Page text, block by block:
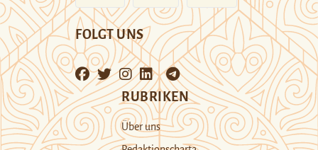
FOLGT UNS
RUBRIKEN
Über uns